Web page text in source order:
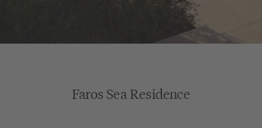
Faros Sea Residence